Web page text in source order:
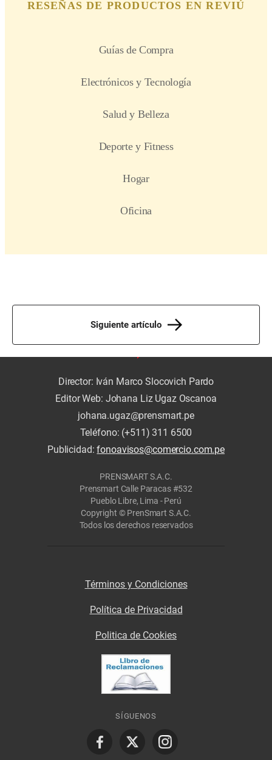
Siguiente artículo
Director: Iván Marco Slocovich Pardo
Editor Web: Johana Liz Ugaz Oscanoa
johana.ugaz@prensmart.pe
Teléfono: (+511) 311 6500
Publicidad:fonoavisos@comercio.com.pe
PRENSMART S.A.C.
Prensmart Calle Paracas #532
Pueblo Libre, Lima - Perú
Copyright © PrenSmart S.A.C.
Todos los derechos reservados
Términos y Condiciones
Política de Privacidad
Politica de Cookies
SÍGUENOS